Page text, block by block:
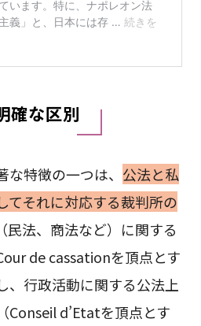
確な区別
特徴の一つは、 公法と私
てそれに対応する裁判所の
民法、商法など）に関する
de cassationを頂点とす
、行政活動に関する公法上
Conseil d’Etatを頂点とす